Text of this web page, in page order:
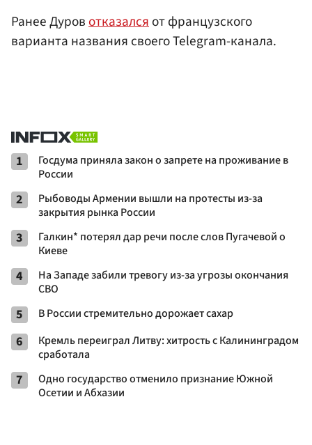
Ранее Дуровотказалсяот французского
варианта названия своего Telegram-канала.
1
Госдума приняла закон о запрете на проживание в
России
2
Рыбоводы Армении вышли на протесты из-за
закрытия рынка России
3
Галкин* потерял дар речи после слов Пугачевой о
Киеве
4
На Западе забили тревогу из-за угрозы окончания
СВО
5 В России стремительно дорожает сахар
6
Кремль переиграл Литву: хитрость с Калининградом
сработала
7
Одно государство отменило признание Южной
Осетии и Абхазии